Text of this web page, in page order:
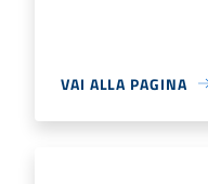
VAI ALLA PAGINA